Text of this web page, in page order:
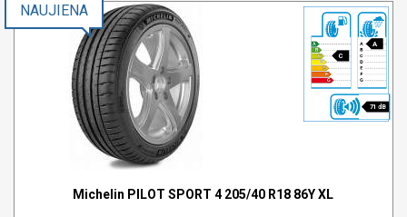
C
A
71 dB
NAUJIENA
Michelin PILOT SPORT 4 205/40 R18 86Y XL